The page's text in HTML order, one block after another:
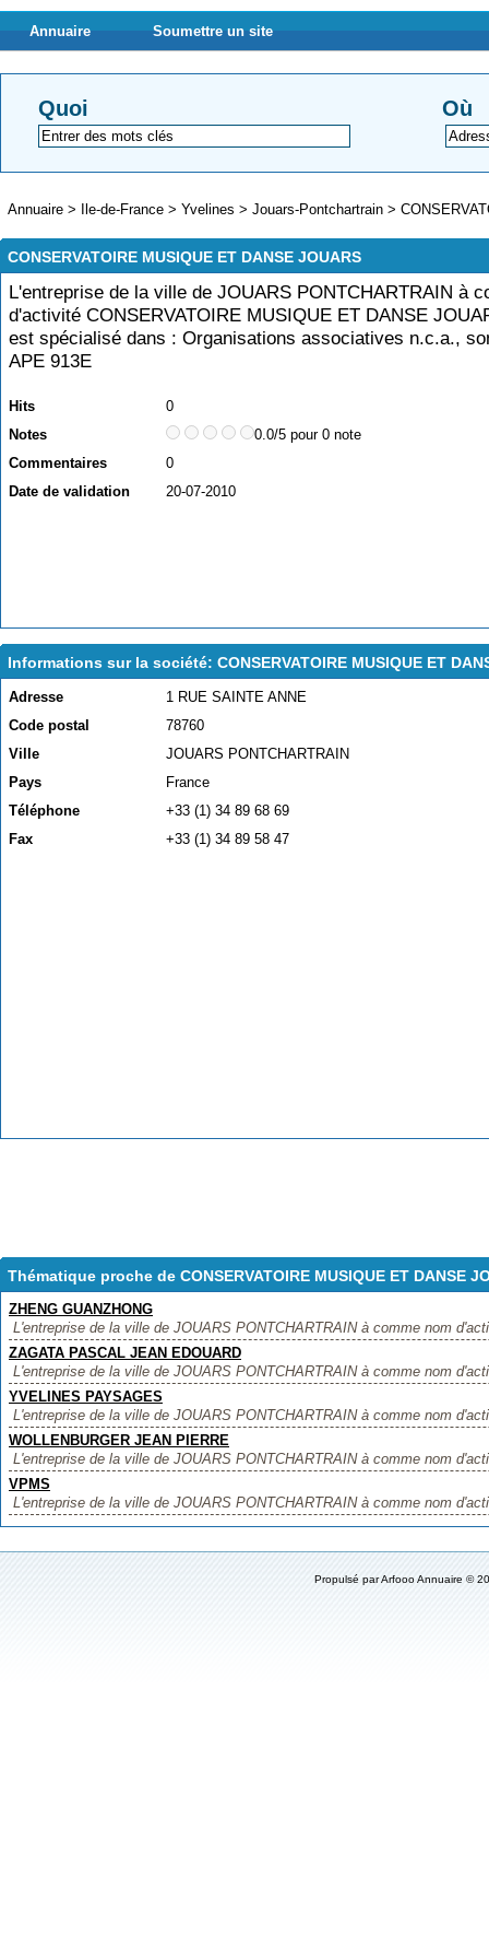
Annuaire Soumettre un site
Quoi Où
Annuaire > Ile-de-France > Yvelines > Jouars-Pontchartrain >
CONSERVATOIRE MUSIQUE ET DANSE JOUARS
L'entreprise de la ville de JOUARS PONTCHARTRAIN à
d'activité CONSERVATOIRE MUSIQUE ET DANSE
est spécialisé dans : Organisations associatives n.c.a.,
APE 913E
Hits
0
Notes
0.0/5 pour 0 note
Commentaires
0
Date de validation
20-07-2010
Informations sur la société: CONSERVATOIRE MUSIQUE ET
Adresse
1 RUE SAINTE ANNE
Code postal
78760
Ville
JOUARS PONTCHARTRAIN
Pays
France
Téléphone
+33 (1) 34 89 68 69
Fax
+33 (1) 34 89 58 47
Thématique proche de CONSERVATOIRE MUSIQUE ET DANSE
ZHENG GUANZHONG
L'entreprise de la ville de JOUARS PONTCHARTRAIN à comme nom
ZAGATA PASCAL JEAN EDOUARD
L'entreprise de la ville de JOUARS PONTCHARTRAIN à comme nom
YVELINES PAYSAGES
L'entreprise de la ville de JOUARS PONTCHARTRAIN à comme nom
WOLLENBURGER JEAN PIERRE
L'entreprise de la ville de JOUARS PONTCHARTRAIN à comme nom
VPMS
L'entreprise de la ville de JOUARS PONTCHARTRAIN à comme nom
Propulsé parArfooo Annuaire ©